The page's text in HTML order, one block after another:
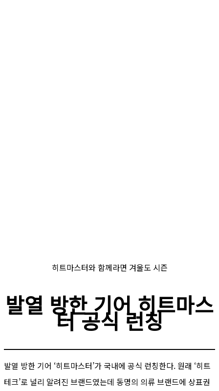
히트마스터와 함께라면 겨울도 시즌
발열 방한 기어 히트마스
터 공식 런칭
발열 방한 기어 ‘히트마스터’가 국내에 공식 런칭한다. 원래 ‘히트
테크’로 널리 알려진 브랜드였는데 동명의 의류 브랜드에 상표권